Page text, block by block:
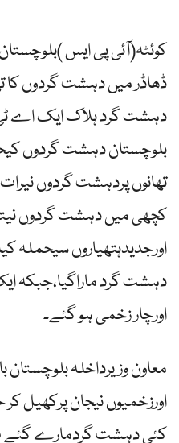
کوئٹہ(آئی پی ایس
ڈھاڈر میں دہشت گردوں کا
دہشت گرد ہلاک ایک اے ٹی
بلوچستان دہشت گردوں
تھانوں پردہشت گردوں
کچھی میں دہشت گردوں
اورجدیدہتھیاروں سیحملہ
دہشت گرد ماراگیا،جبکہ
اورچار زخمی ہو گئے۔
معاون وزیرداخلہ بلوچستان
اورزخمیوں نیجان پرکھیل کر
کئی دہشت گردمارے گئے